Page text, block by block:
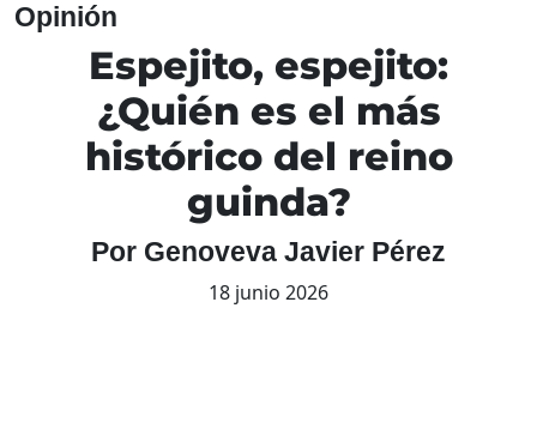
Opinión
Espejito, espejito:
¿Quién es el más
histórico del reino
guinda?
Por Genoveva Javier Pérez
18 junio 2026